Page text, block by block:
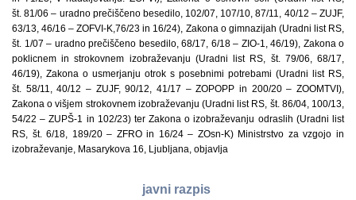
št. 81/06 – uradno prečiščeno besedilo, 102/07, 107/10, 87/11, 40/12 – ZUJF,
63/13, 46/16 – ZOFVI-K,76/23 in 16/24), Zakona o gimnazijah (Uradni list RS,
št. 1/07 – uradno prečiščeno besedilo, 68/17, 6/18 – ZIO-1, 46/19), Zakona o
poklicnem in strokovnem izobraževanju (Uradni list RS, št. 79/06, 68/17,
46/19), Zakona o usmerjanju otrok s posebnimi potrebami (Uradni list RS,
št. 58/11, 40/12 – ZUJF, 90/12, 41/17 – ZOPOPP in 200/20 – ZOOMTVI),
Zakona o višjem strokovnem izobraževanju (Uradni list RS, št. 86/04, 100/13,
54/22 – ZUPŠ-1 in 102/23) ter Zakona o izobraževanju odraslih (Uradni list
RS, št. 6/18, 189/20 – ZFRO in 16/24 – ZOsn-K) Ministrstvo za vzgojo in
izobraževanje, Masarykova 16, Ljubljana, objavlja
javni razpis